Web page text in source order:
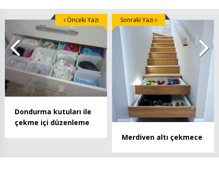
Dondurma kutuları ile
çekme içi düzenleme
Önceki Yazı
Merdiven altı çekmece
Sonraki Yazı